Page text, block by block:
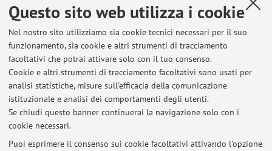
Questo sito web utilizza i cookie
Nel nostro sito utilizziamo sia cookie tecnici necessari per il suo
funzionamento, sia cookie e altri strumenti di tracciamento
facoltativi che potrai attivare solo con il tuo consenso.
Cookie e altri strumenti di tracciamento facoltativi sono usati per
analisi statistiche, misure sull'efficacia della comunicazione
istituzionale e analisi dei comportamenti degli utenti.
Se chiudi questo banner continuerai la navigazione solo con i
cookie necessari.
Puoi esprimere il consenso sui cookie facoltativi attivando l'opzione
E-mail: fereshte.lotfi@unibo.it
Alma Mater Studiorum - Università di Bologna
Via Zamboni 33, Bologna -Vai alla mappa
Ultimi avvisi